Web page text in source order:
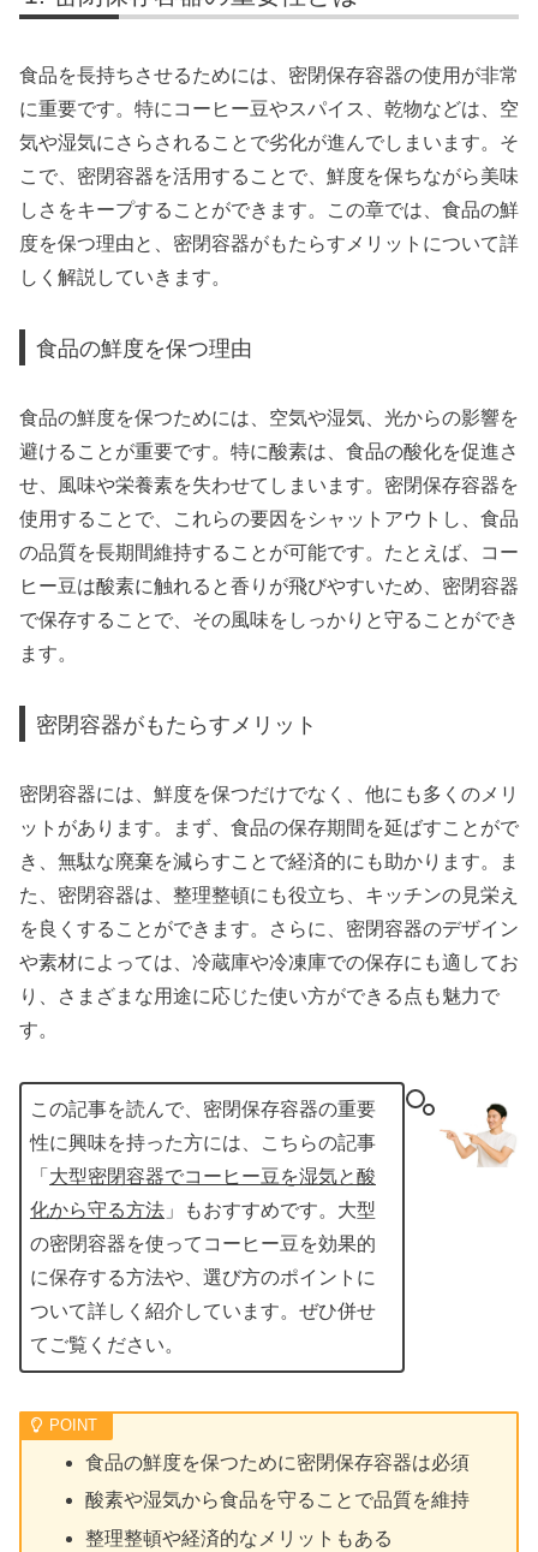
食品を長持ちさせるためには、密閉保存容器の使用が非常
に重要です。特にコーヒー豆やスパイス、乾物などは、空
気や湿気にさらされることで劣化が進んでしまいます。そ
こで、密閉容器を活用することで、鮮度を保ちながら美味
しさをキープすることができます。この章では、食品の鮮
度を保つ理由と、密閉容器がもたらすメリットについて詳
しく解説していきます。
食品の鮮度を保つ理由
食品の鮮度を保つためには、空気や湿気、光からの影響を
避けることが重要です。特に酸素は、食品の酸化を促進さ
せ、風味や栄養素を失わせてしまいます。密閉保存容器を
使用することで、これらの要因をシャットアウトし、食品
の品質を長期間維持することが可能です。たとえば、コー
ヒー豆は酸素に触れると香りが飛びやすいため、密閉容器
で保存することで、その風味をしっかりと守ることができ
ます。
密閉容器がもたらすメリット
密閉容器には、鮮度を保つだけでなく、他にも多くのメリ
ットがあります。まず、食品の保存期間を延ばすことがで
き、無駄な廃棄を減らすことで経済的にも助かります。ま
た、密閉容器は、整理整頓にも役立ち、キッチンの見栄え
を良くすることができます。さらに、密閉容器のデザイン
や素材によっては、冷蔵庫や冷凍庫での保存にも適してお
り、さまざまな用途に応じた使い方ができる点も魅力で
す。
この記事を読んで、密閉保存容器の重要
性に興味を持った方には、こちらの記事
「 大型密閉容器でコーヒー豆を湿気と酸
化から守る方法 」もおすすめです。大型
の密閉容器を使ってコーヒー豆を効果的
に保存する方法や、選び方のポイントに
ついて詳しく紹介しています。ぜひ併せ
てご覧ください。
食品の鮮度を保つために密閉保存容器は必須
酸素や湿気から食品を守ることで品質を維持
整理整頓や経済的なメリットもある